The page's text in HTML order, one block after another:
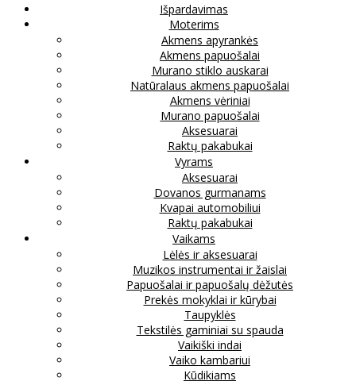
Išpardavimas
Moterims
Akmens apyrankės
Akmens papuošalai
Murano stiklo auskarai
Natūralaus akmens papuošalai
Akmens vėriniai
Murano papuošalai
Aksesuarai
Raktų pakabukai
Vyrams
Aksesuarai
Dovanos gurmanams
Kvapai automobiliui
Raktų pakabukai
Vaikams
Lėlės ir aksesuarai
Muzikos instrumentai ir žaislai
Papuošalai ir papuošalų dėžutės
Prekės mokyklai ir kūrybai
Taupyklės
Tekstilės gaminiai su spauda
Vaikiški indai
Vaiko kambariui
Kūdikiams